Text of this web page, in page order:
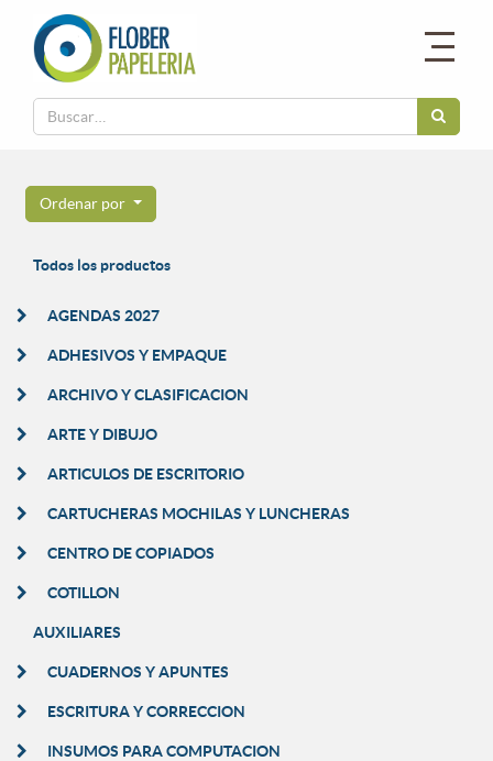
Ordenar por
Todos los productos
AGENDAS 2027
ADHESIVOS Y EMPAQUE
ARCHIVO Y CLASIFICACION
ARTE Y DIBUJO
ARTICULOS DE ESCRITORIO
CARTUCHERAS MOCHILAS Y LUNCHERAS
CENTRO DE COPIADOS
COTILLON
AUXILIARES
CUADERNOS Y APUNTES
ESCRITURA Y CORRECCION
INSUMOS PARA COMPUTACION